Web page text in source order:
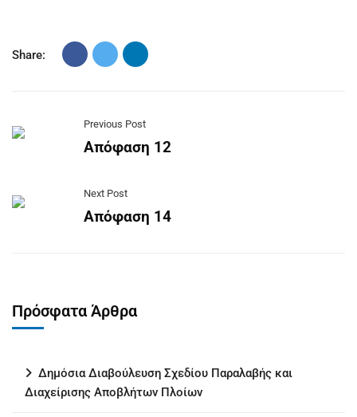
Share:
Previous Post
Απόφαση 12
Next Post
Απόφαση 14
Πρόσφατα Άρθρα
Δημόσια Διαβούλευση Σχεδίου Παραλαβής και
Διαχείρισης Αποβλήτων Πλοίων